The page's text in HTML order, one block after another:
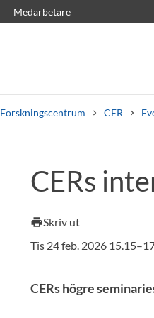
Medarbetare
Forskningscentrum CER
KursplanerVälkomstbrev
CERs
printSkriv ut
Tis 24 feb. 2026
CERs högre